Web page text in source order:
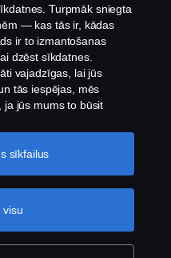
tiesības
iela 13, Rīga,
Turpmāk sniegta
— kas tās ir, kādas
ir to izmantošanas
dzēst sīkdatnes.
vajadzīgas, lai jūs
tās iespējas, mēs
ja jūs mums to būsit
visu
sīkfailus